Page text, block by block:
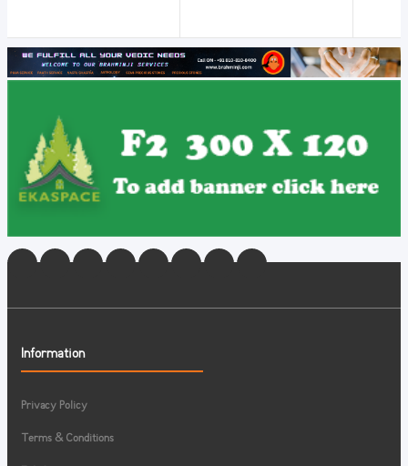
Information
Privacy Policy
Terms & Conditions